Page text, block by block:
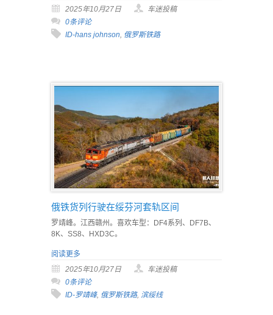
2025年10月27日
车迷投稿
0条评论
ID-hans johnson, 俄罗斯铁路
俄铁货列行驶在绥芬河套轨区间
罗靖峰。江西赣州。喜欢车型：DF4系列、DF7B、
8K、SS8、HXD3C。
阅读更多
2025年10月27日
车迷投稿
0条评论
ID-罗靖峰, 俄罗斯铁路, 滨绥线